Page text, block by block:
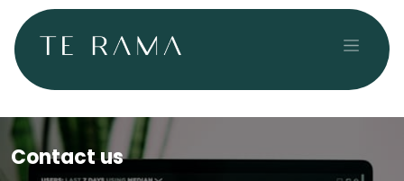
Se rendre au contenu
Contact us